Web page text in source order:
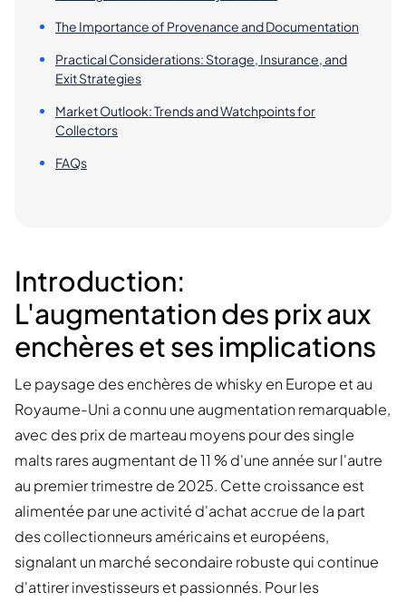
The Importance of Provenance and Documentation
Practical Considerations: Storage, Insurance, and
Exit Strategies
Market Outlook: Trends and Watchpoints for
Collectors
FAQs
Introduction:
L'augmentation des prix aux
enchères et ses implications
Le paysage des enchères de whisky en Europe et au
Royaume-Uni a connu une augmentation remarquable,
avec des prix de marteau moyens pour des single
malts rares augmentant de 11 % d'une année sur l'autre
au premier trimestre de 2025. Cette croissance est
alimentée par une activité d'achat accrue de la part
des collectionneurs américains et européens,
signalant un marché secondaire robuste qui continue
d'attirer investisseurs et passionnés. Pour les